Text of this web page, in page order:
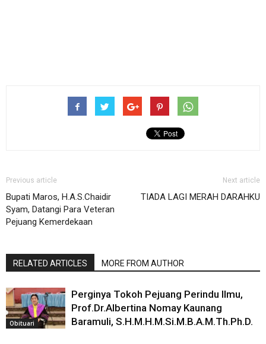
Previous article
Bupati Maros, H.A.S.Chaidir
Syam, Datangi Para Veteran
Pejuang Kemerdekaan
Next article
TIADA LAGI MERAH DARAHKU
RELATED ARTICLES MORE FROM AUTHOR
Obituari
Perginya Tokoh Pejuang Perindu Ilmu,
Prof.Dr.Albertina Nomay Kaunang
Baramuli, S.H.M.H.M.Si.M.B.A.M.Th.Ph.D.